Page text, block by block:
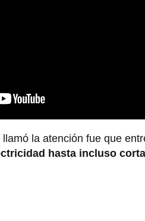
la atención fue que
hasta incluso